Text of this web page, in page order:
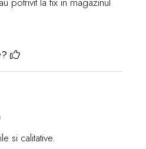
si calitative.